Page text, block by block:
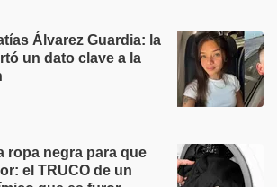
Álvarez Guardia: la
un dato clave a la
ropa negra para que
el TRUCO de un